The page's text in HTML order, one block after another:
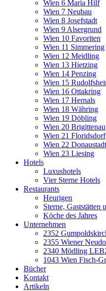
Wien 6 Maria Hilf
Wien 7 Neubau
Wien 8 Josefstadt
Wien 9 Alsergrund
Wien 10 Favoriten
Wien 11 Simmering
Wien 12 Meidling
Wien 13 Hietzing
Wien 14 Penzing
Wien 15
Wien 16 Ottakring
Wien 17 Hernals
Wien 18 Währing
Wien 19 Döbling
Wien 20 Brigittenau
Wien 21 Floridsdorf
Wien 22 Donaustadt
Wien 23 Liesing
Hotels
Luxushotels
Vier Sterne Hotels
Restaurants
Heurigen
Sterne, Gaststätten
Köche des Jahres
Unternehmen
2352
2355 Wiener
2340 Mödling
1043 Wien Fisch-
Bücher
Kontakt
Artikeln